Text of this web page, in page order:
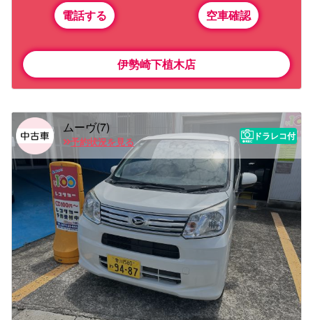
電話する 空車確認
伊勢崎下植木店
ムーヴ(7)
予約状況を見る
ドラレコ付